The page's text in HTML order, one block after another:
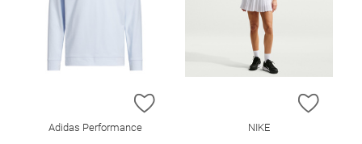
ZUR WUNSCHLISTE HINZUFÜGEN
Adidas Performance
ZUR
NIKE